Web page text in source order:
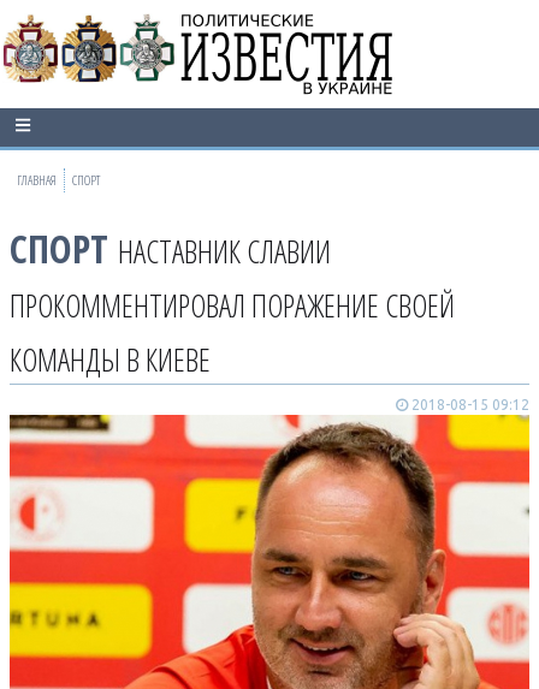
ГЛАВНАЯ СПОРТ
СПОРТ НАСТАВНИК СЛАВИИ
ПРОКОММЕНТИРОВАЛ ПОРАЖЕНИЕ СВОЕЙ
КОМАНДЫ В КИЕВЕ
2018-08-15 09:12